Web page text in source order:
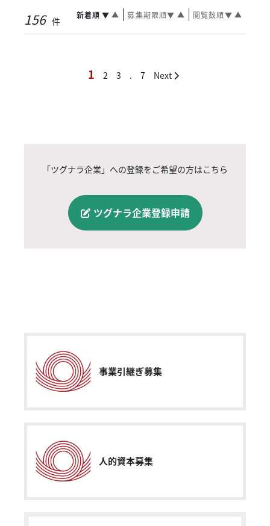
156 件
▲
新着順 ▼ ▲
募集期限順▼ ▲
閲覧数順▼
1 2 3 . 7 Next
「ツグナラ企業」への登録をご希望の方はこちら
ツグナラ企業登録申請
事業引継ぎ募集
人的資本募集